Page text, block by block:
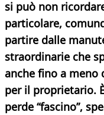
si può non
particolare,
partire dalle
straordinarie che
anche fino a meno
per il proprietario.
perde “fascino”,